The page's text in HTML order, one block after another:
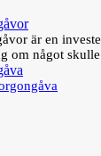
är en
om något